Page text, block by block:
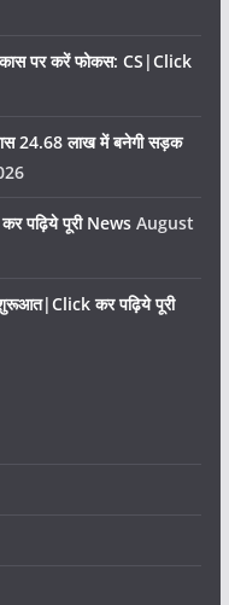
पर करें फोकस: CS|Click
24.68 लाख में बनेगी सड़क
पढ़िये पूरी News August
कर पढ़िये पूरी